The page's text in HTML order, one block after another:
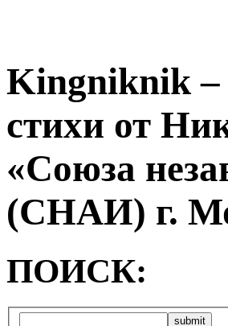
Kingniknik –
стихи от
«Союза
(СНАИ) г.
ПОИСК: